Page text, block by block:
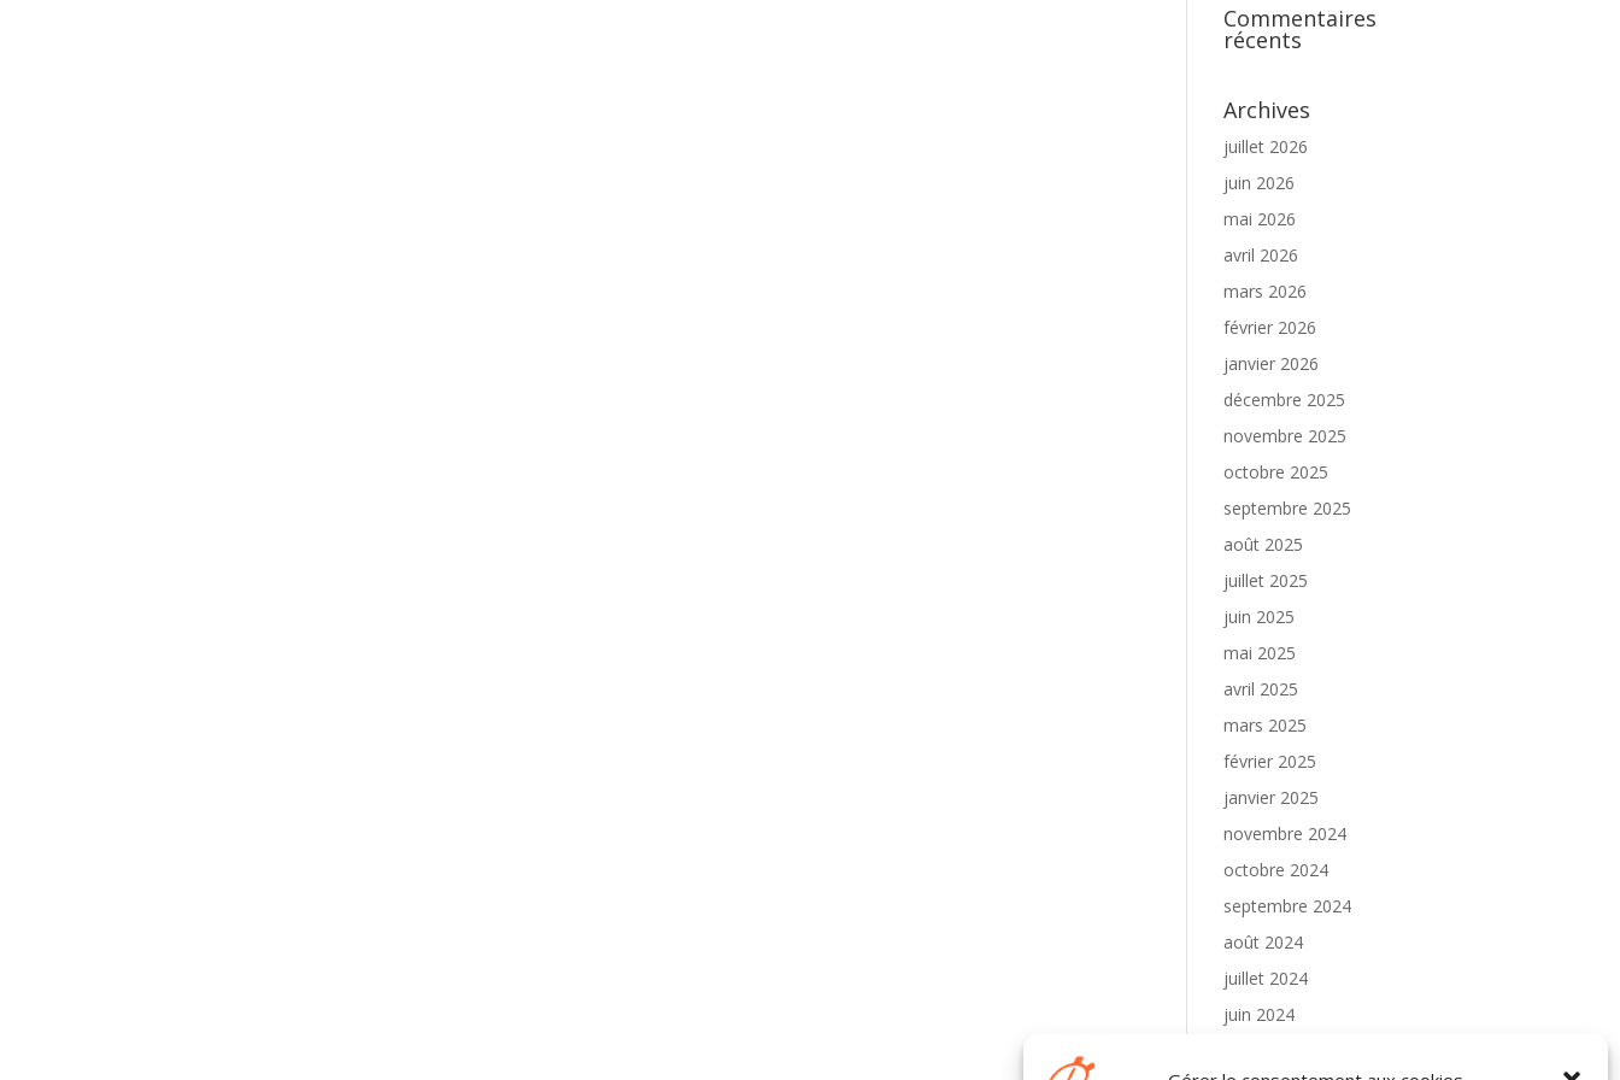
Commentaires
récents
Archives
juillet 2026
juin 2026
mai 2026
avril 2026
mars 2026
février 2026
janvier 2026
décembre 2025
novembre 2025
octobre 2025
septembre 2025
août 2025
juillet 2025
juin 2025
mai 2025
avril 2025
mars 2025
février 2025
janvier 2025
novembre 2024
octobre 2024
septembre 2024
août 2024
juillet 2024
juin 2024